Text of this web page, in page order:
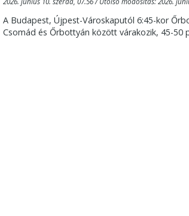
A Budapest, Újpest-Városkaputól 6:45-kor
Csomád és Őrbottyán között várakozik, 45-50